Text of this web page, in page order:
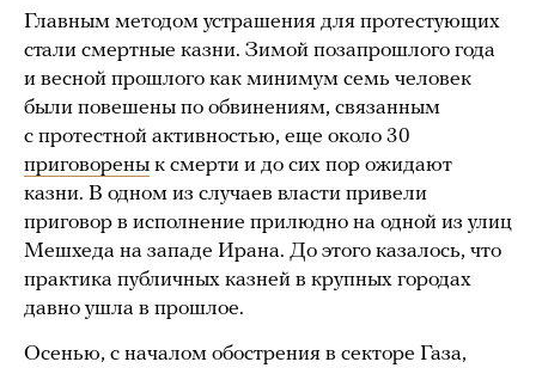
Главным методом устрашения для протестующих
стали смертные казни. Зимой позапрошлого года
и весной прошлого как минимум семь человек
были повешены по обвинениям, связанным
с протестной активностью, еще около 30
приговорены к смерти и до сих пор ожидают
казни. В одном из случаев власти привели
приговор в исполнение прилюдно на одной из улиц
Мешхеда на западе Ирана. До этого казалось, что
практика публичных казней в крупных городах
давно ушла в прошлое.
Осенью, с началом обострения в секторе Газа,